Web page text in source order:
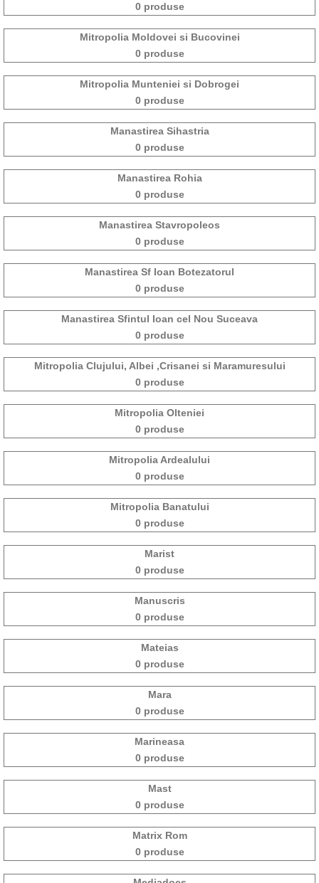
0 produse
Mitropolia Moldovei si Bucovinei
0 produse
Mitropolia Munteniei si Dobrogei
0 produse
Manastirea Sihastria
0 produse
Manastirea Rohia
0 produse
Manastirea Stavropoleos
0 produse
Manastirea Sf Ioan Botezatorul
0 produse
Manastirea Sfintul Ioan cel Nou Suceava
0 produse
Mitropolia Clujului, Albei ,Crisanei si Maramuresului
0 produse
Mitropolia Olteniei
0 produse
Mitropolia Ardealului
0 produse
Mitropolia Banatului
0 produse
Marist
0 produse
Manuscris
0 produse
Mateias
0 produse
Mara
0 produse
Marineasa
0 produse
Mast
0 produse
Matrix Rom
0 produse